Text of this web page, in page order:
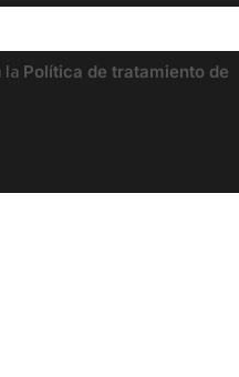
la Política de tratamiento de